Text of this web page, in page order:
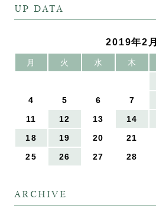
UP DATA
2019年2月
月 火 水 木
4
5 6 7
11
12 13 14
18
19 20 21
25
26 27 28
ARCHIVE